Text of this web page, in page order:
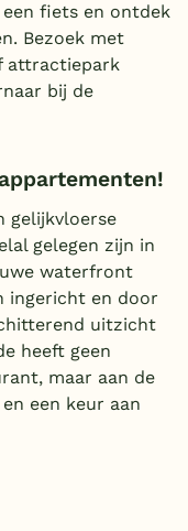
fiets en ontdek
Bezoek met
attractiepark
bij de
gelijkvloerse
gelegen zijn in
waterfront
ingericht en door
uitzicht
heeft geen
maar aan de
een keur aan